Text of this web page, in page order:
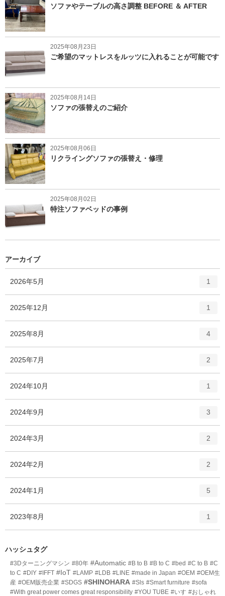
ソファやテーブルの高さ調整 BEFORE ＆ AFTER
2025年08月23日
ご希望のマットレスをルッツに入れることが可能です
2025年08月14日
ソファの張替えのご紹介
2025年08月06日
リクライングソファの張替え・修理
2025年08月02日
特注ソファベッドの事例
アーカイブ
2026年5月
リ
ー
1
2025年12月
ー
1
2025年8月
ー
数
4
2025年7月
リ
ー
2
2024年10月
ー
1
2024年9月
ー
3
2024年3月
ー
2
2024年2月
ー
2
2024年1月
ー
5
2023年8月
リ
数
1
ハッシュタグ
#3Dターニングマシン #80年 #Automatic #B to B #B to C #bed #C to B #C
to C #DIY #IFFT #IoT #LAMP #LDB #LINE #made in Japan #OEM #OEM生
産 #OEM販売企業 #SDGS #SHINOHARA #Sls #Smart furniture #sofa
#With great power comes great responsibility #YOU TUBE #いす #おしゃれ